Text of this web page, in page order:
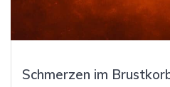
Schmerzen im